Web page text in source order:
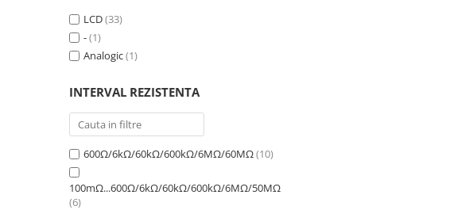
LCD(33)
-(1)
Analogic(1)
INTERVAL REZISTENTA
600Ω/6kΩ/60kΩ/600kΩ/6MΩ/60MΩ(10)
100mΩ...600Ω/6kΩ/60kΩ/600kΩ/6MΩ/50MΩ
(6)